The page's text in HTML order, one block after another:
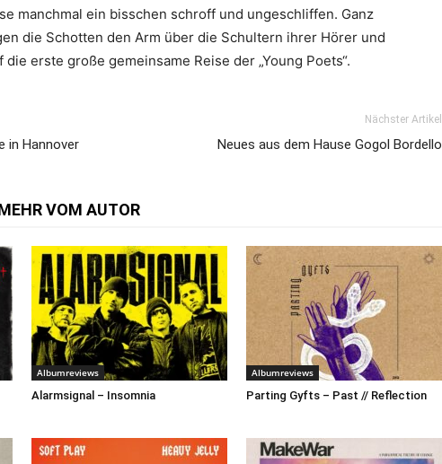
manchmal ein bisschen schroff und ungeschliffen. Ganz
die Schotten den Arm über die Schultern ihrer Hörer und
erste große gemeinsame Reise der „Young Poets“.
in Hannover
Nächster Artikel
Neues aus dem Hause Gogol Bordello
VOM AUTOR
Albumreviews
Alarmsignal – Insomnia
Albumreviews
Parting Gyfts – Past // Reflection